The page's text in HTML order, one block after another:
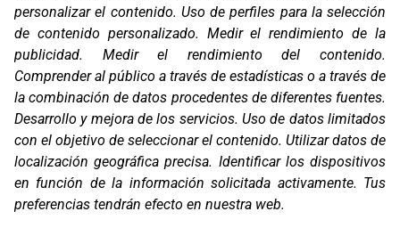
Marcas
Productos
Compañía
Blog
Contacto
FAQ
Canal Ético
Zona Clientes
Síguenos
personalizar el contenido. Uso de perfiles para la selección
de contenido personalizado. Medir el rendimiento de la
publicidad. Medir el rendimiento del contenido.
Comprender al público a través de estadísticas o a través de
la combinación de datos procedentes de diferentes fuentes.
Desarrollo y mejora de los servicios.Uso de datos limitados
con el objetivo de seleccionar el contenido. Utilizar datos de
localización geográfica precisa. Identificar los dispositivos
en función de la información solicitada activamente. Tus
preferencias tendrán efecto en nuestra web.